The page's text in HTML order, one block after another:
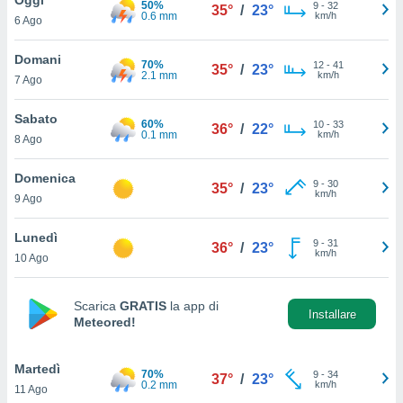
è
al sito
di
ci
di
il
un
la
nella
6 Ago
50%
0.6 mm
35° / 23° 9- 32
km/h
Domani
7 Ago
70%
2.1 mm
35° / 23° 12- 41
km/h
Sabato
8 Ago
60%
0.1 mm
36° / 22° 10- 33
km/h
Domenica
9 Ago
35° / 23° 9- 30
km/h
Lunedì
10 Ago
36° / 23° 9- 31
km/h
Scarica GRATIS la app di
Meteored!
Installare
Martedì
11 Ago
70%
0.2 mm
37° / 23° 9- 34
km/h